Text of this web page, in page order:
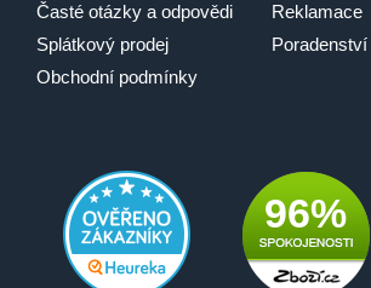
Časté otázky a odpovědi
Splátkový prodej
Obchodní podmínky
Reklamace
Poradenství
96%